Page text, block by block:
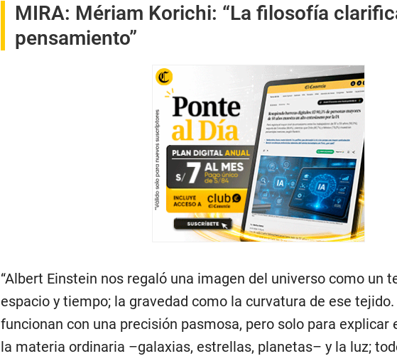
MIRA: Mériam Korichi: “La filosofía
pensamiento”
“Albert Einstein nos regaló una imagen del universo como un
espacio y tiempo; la gravedad como la curvatura de ese
funcionan con una precisión pasmosa, pero solo para explicar
la materia ordinaria –galaxias, estrellas, planetas– y la luz;